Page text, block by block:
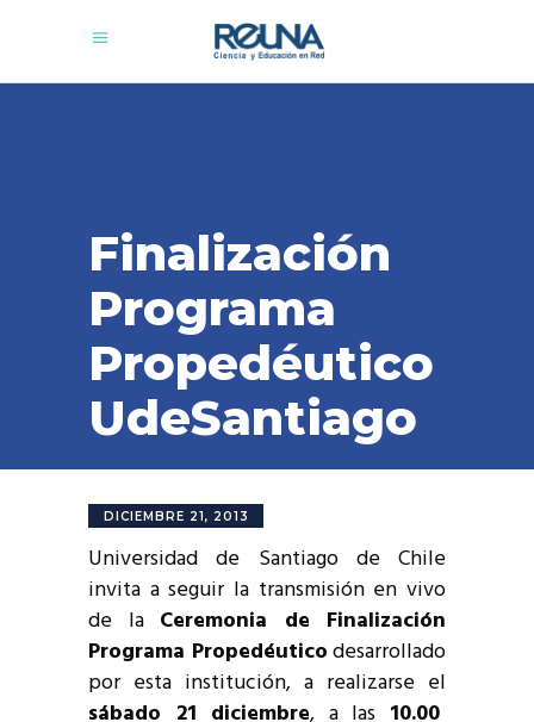
Finalización
Programa
Propedéutico
UdeSantiago
DICIEMBRE 21, 2013
Universidad de Santiago de Chile
invita a seguir la transmisión en vivo
de la Ceremonia de Finalización
Programa Propedéuticodesarrollado
por esta institución, a realizarse el
sábado 21 diciembre, a las 10.00